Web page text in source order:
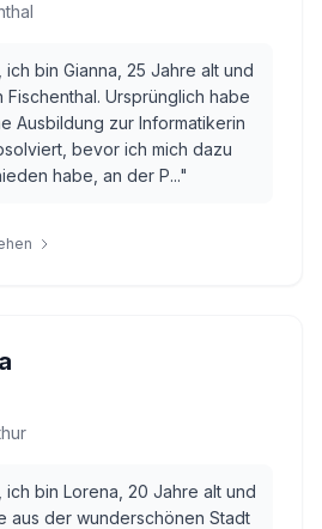
ich bin Gianna, 25 Jahre alt und
Fischenthal. Ursprünglich habe
Ausbildung zur Informatikerin
bevor ich mich dazu
habe, an der P..."
ich bin Lorena, 20 Jahre alt und
aus der wunderschönen Stadt